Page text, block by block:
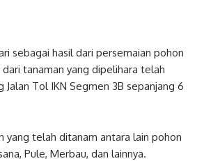
sebagai hasil dari persemaian pohon
tanaman yang dipelihara telah
Tol IKN Segmen 3B sepanjang 6
yang telah ditanam antara lain pohon
Pule, Merbau, dan lainnya.